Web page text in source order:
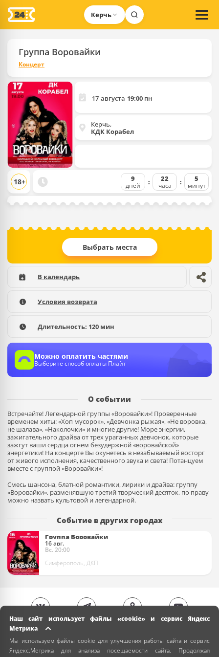
Керчь
Группа Воровайки
Концерт
17 августа 19:00 пн
Керчь,
КДК Корабел
18+ 9
дней
22
часа
5
минут
Выбрать места
В календарь
Условия возврата
Длительность: 120 мин
Можно оплатить частями
Выберите способ оплаты Плайт
О событии
Встречайте! Легендарной группы «Воровайки»! Проверенные
временем хиты: «Хоп мусорок», «Девчонка рыжая», «Не воровка,
не шалава», «Наколочки» и многие другие! Море энергии,
зажигательного драйва от трех ураганных девчонок, которые
зажгут ваши сердца огнем безудержной «воровайской»
энергетики! На концерте Вы окунетесь в незабываемый восторг
от живого исполнения, качественного звука и света! Потанцуем
вместе с группой «Воровайки»!
Смесь шансона, блатной романтики, лирики и драйва: группу
«Воровайки», разменявшую третий творческий десяток, по праву
можно назвать культовой и легендарной.
Событие в других городах
Группа Воровайки
16 авг.
Вс. 20:00
Симферополь, ДКП
Наш сайт использует файлы «cookie» и сервис Яндекс
Метрика
Мы используем файлы cookie для улучшения работы сайта и сервис
Яндекс.Метрика для анализа посещаемости сайта. Продолжая